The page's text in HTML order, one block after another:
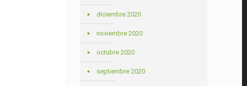
diciembre 2020
noviembre 2020
octubre 2020
septiembre 2020